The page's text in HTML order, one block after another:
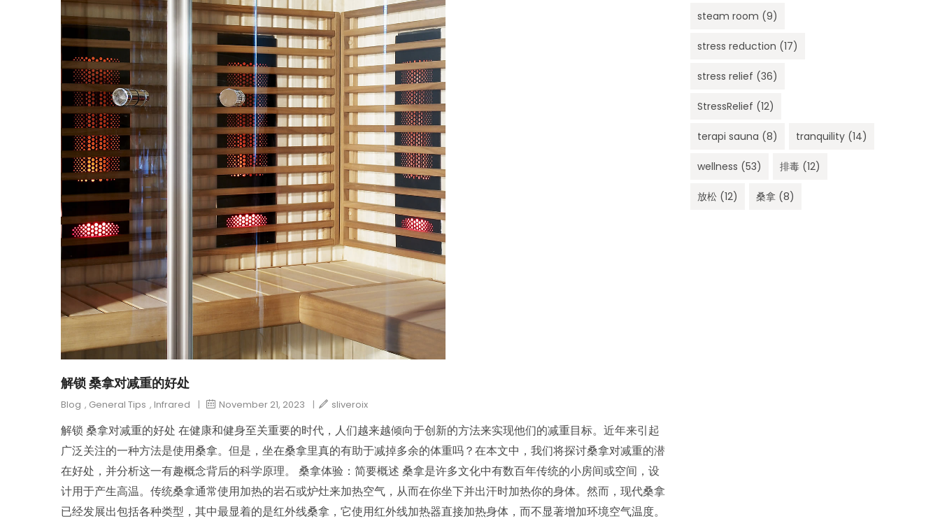
解锁 桑拿对减重的好处
Blog , General Tips , Infrared | November 21, 2023 | sliveroix
解锁 桑拿对减重的好处 在健康和健身至关重要的时代，人们越来越倾向于创新的方法来实现他们的减重目标。近年来引起
广泛关注的一种方法是使用桑拿。但是，坐在桑拿里真的有助于减掉多余的体重吗？在本文中，我们将探讨桑拿对减重的潜
在好处，并分析这一有趣概念背后的科学原理。 桑拿体验：简要概述 桑拿是许多文化中有数百年传统的小房间或空间，设
计用于产生高温。传统桑拿通常使用加热的岩石或炉灶来加热空气，从而在你坐下并出汗时加热你的身体。然而，现代桑拿
已经发展出包括各种类型，其中最显着的是红外线桑拿，它使用红外线加热器直接加热身体，而不显著增加环境空气温度。
steam room (9)
stress reduction (17)
stress relief (36)
StressRelief (12)
terapi sauna (8) tranquility (14)
wellness (53) 排毒 (12)
放松 (12) 桑拿 (8)